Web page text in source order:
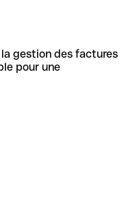
gestion des factures
pour une